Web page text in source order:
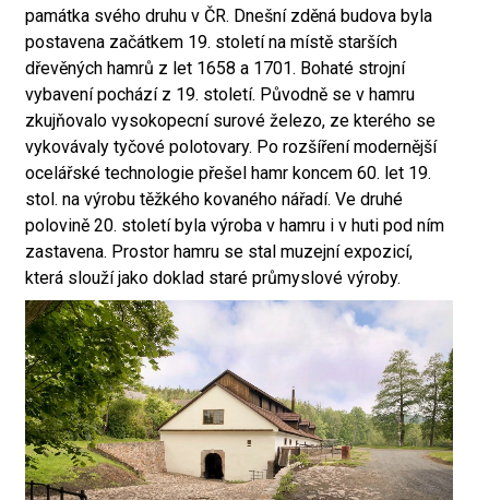
památka svého druhu v ČR. Dnešní zděná budova byla
postavena začátkem 19. století na místě starších
dřevěných hamrů z let 1658 a 1701. Bohaté strojní
vybavení pochází z 19. století. Původně se v hamru
zkujňovalo vysokopecní surové železo, ze kterého se
vykovávaly tyčové polotovary. Po rozšíření modernější
ocelářské technologie přešel hamr koncem 60. let 19.
stol. na výrobu těžkého kovaného nářadí. Ve druhé
polovině 20. století byla výroba v hamru i v huti pod ním
zastavena. Prostor hamru se stal muzejní expozicí,
která slouží jako doklad staré průmyslové výroby.